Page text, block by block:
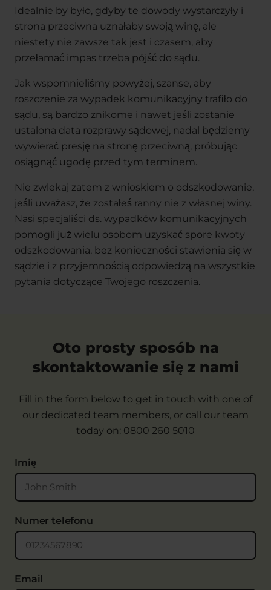
Idealnie by było, gdyby te dowody wystarczyły i
strona przeciwna uznałaby swoją winę, ale
niestety nie zawsze tak jest i czasem, aby
przełamać impas trzeba pójść do sądu.
Jak wspomnieliśmy powyżej, szanse, aby
roszczenie za wypadek komunikacyjny trafiło do
sądu, są bardzo znikome i nawet jeśli zostanie
ustalona data rozprawy sądowej, nadal będziemy
wywierać presję na stronę przeciwną, próbując
osiągnąć ugodę przed tym terminem.
Nie zwlekaj zatem z wnioskiem o odszkodowanie,
jeśli uważasz, że zostałeś ranny nie z własnej winy.
Nasi specjaliści ds. wypadków komunikacyjnych
pomogli już wielu osobom uzyskać spore kwoty
odszkodowania, bez konieczności stawienia się w
sądzie i z przyjemnością odpowiedzą na wszystkie
pytania dotyczące Twojego roszczenia.
Oto prosty sposób na
skontaktowanie się z nami
Fill in the form below to get in touch with one of
our dedicated team members, or call our team
today on: 0800 260 5010
Imię
Numer telefonu
Email